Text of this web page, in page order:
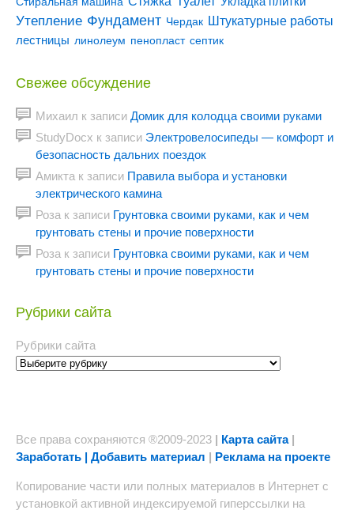
Утепление Фундамент Чердак Штукатурные работы
лестницы линолеум пенопласт септик
Свежее обсуждение
Михаил к записи Домик для колодца своими руками
StudyDocx к записи Электровелосипеды — комфорт и
безопасность дальних поездок
Амикта к записи Правила выбора и установки
электрического камина
Роза к записи Грунтовка своими руками, как и чем
грунтовать стены и прочие поверхности
Роза к записи Грунтовка своими руками, как и чем
грунтовать стены и прочие поверхности
Рубрики сайта
Рубрики сайта
Все права сохраняются ®2009-2023 | Карта сайта|
Заработать | Добавить материал | Реклама на проекте
Копирование части или полных материалов в Интернет с
установкой активной индексируемой гиперссылки на